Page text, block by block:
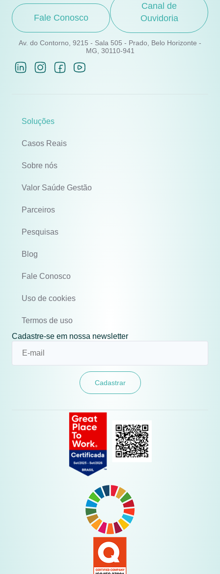
Fale Conosco
Canal de
Ouvidoria
Av. do Contorno, 9215 - Sala 505 - Prado, Belo Horizonte -
MG, 30110-941
Soluções
Casos Reais
Sobre nós
Valor Saúde Gestão
Parceiros
Pesquisas
Blog
Fale Conosco
Uso de cookies
Termos de uso
Cadastre-se em nossa newsletter
Cadastrar